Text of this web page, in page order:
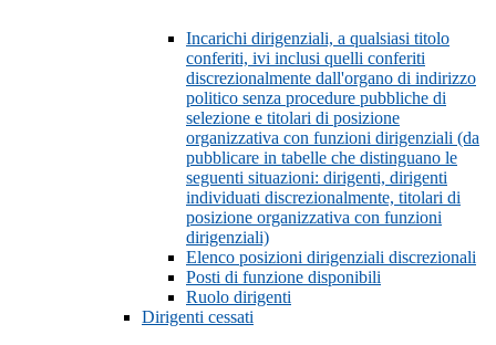
Incarichi dirigenziali, a qualsiasi titolo
conferiti, ivi inclusi quelli conferiti
discrezionalmente dall'organo di indirizzo
politico senza procedure pubbliche di
selezione e titolari di posizione
organizzativa con funzioni dirigenziali (da
pubblicare in tabelle che distinguano le
seguenti situazioni: dirigenti, dirigenti
individuati discrezionalmente, titolari di
posizione organizzativa con funzioni
dirigenziali)
Elenco posizioni dirigenziali discrezionali
Posti di funzione disponibili
Ruolo dirigenti
Dirigenti cessati